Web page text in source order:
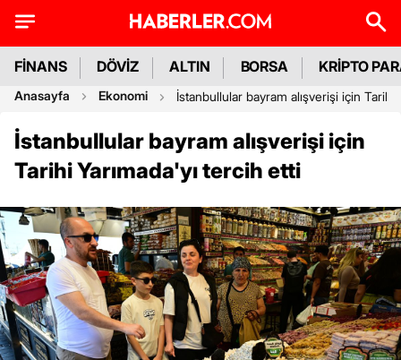
FİNANS DÖVİZ ALTIN BORSA KRİPTO
Anasayfa Ekonomi İstanbullular bayram alışverişi için Tarihi
İstanbullular bayram alışverişi için
Tarihi Yarımada'yı tercih etti